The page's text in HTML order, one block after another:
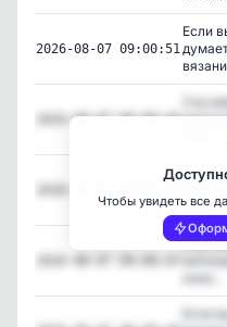
2026-08-07 09:00:51
Если
2026-08-07 09:00:45
кана...
кана...
Если
Чтобы увидеть все